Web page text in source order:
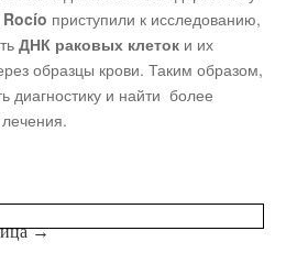
приступили к исследованию,
ДНК раковых клеток и их
образцы крови. Таким образом,
диагностику и найти более
→